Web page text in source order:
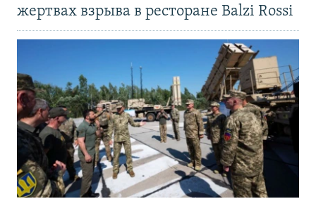
жертвах взрыва в ресторане Balzi Rossi